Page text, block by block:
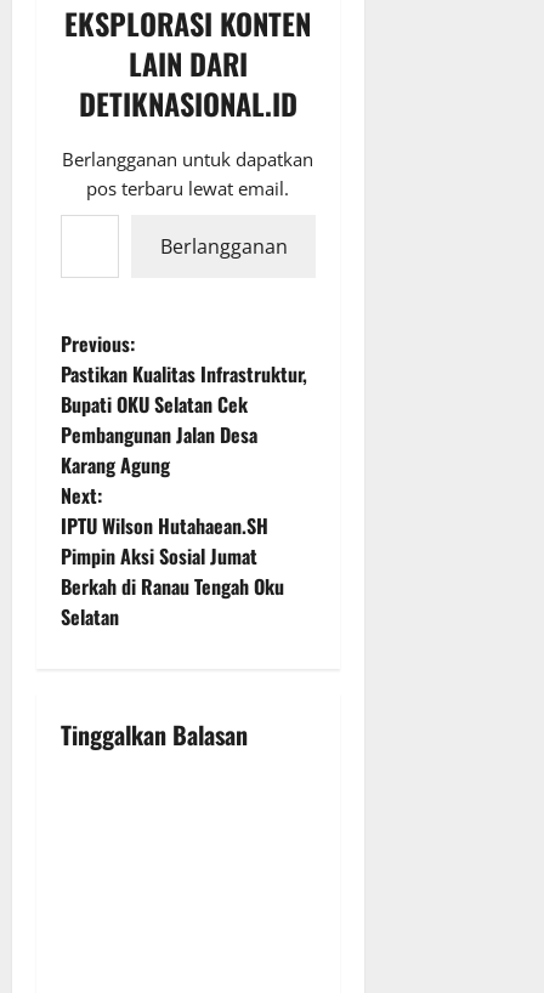
EKSPLORASI KONTEN
LAIN DARI
DETIKNASIONAL.ID
Berlangganan untuk dapatkan
pos terbaru lewat email.
Ketikkan email Anda...
Berlangganan
P
o
s
t
n
a
i
g
Previous:
Pastikan Kualitas Infrastruktur,
Bupati OKU Selatan Cek
Pembangunan Jalan Desa
Karang Agung
Next:
IPTU Wilson Hutahaean.SH
Pimpin Aksi Sosial Jumat
Berkah di Ranau Tengah Oku
Selatan
Tinggalkan Balasan